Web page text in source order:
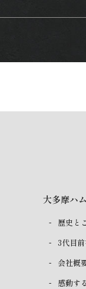
大多摩ハ
歴史と
3代目
会社概
感動す